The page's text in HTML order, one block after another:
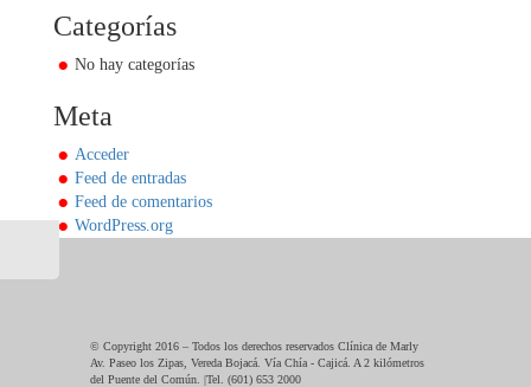
Categorías
No hay categorías
Meta
Acceder
Feed de entradas
Feed de comentarios
WordPress.org
© Copyright 2016 – Todos los derechos reservados Clínica de Marly
Av. Paseo los Zipas, Vereda Bojacá. Vía Chía - Cajicá. A 2 kilómetros
del Puente del Común. |Tel. (601) 653 2000